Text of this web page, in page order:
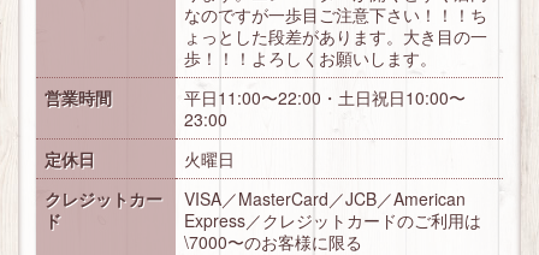
なのですが一歩目ご注意下さい！！！ち
ょっとした段差があります。大き目の一
歩！！！よろしくお願いします。
営業時間
平日11:00〜22:00・土日祝日10:00〜
23:00
定休日
火曜日
クレジットカー
ド
VISA／MasterCard／JCB／American
Express／クレジットカードのご利用は
\7000〜のお客様に限る